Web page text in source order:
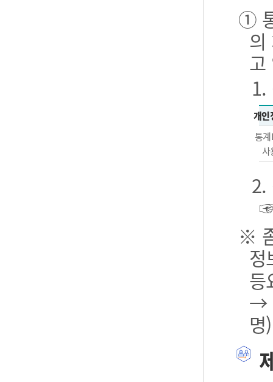
①
의
고
1.
개인
통
사
2.
※
정
등
→